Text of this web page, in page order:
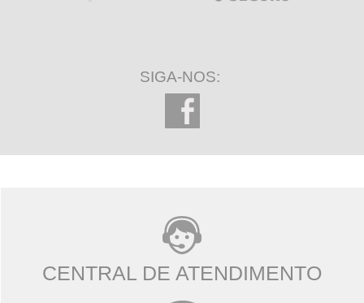
SIGA-NOS:
CENTRAL DE ATENDIMENTO